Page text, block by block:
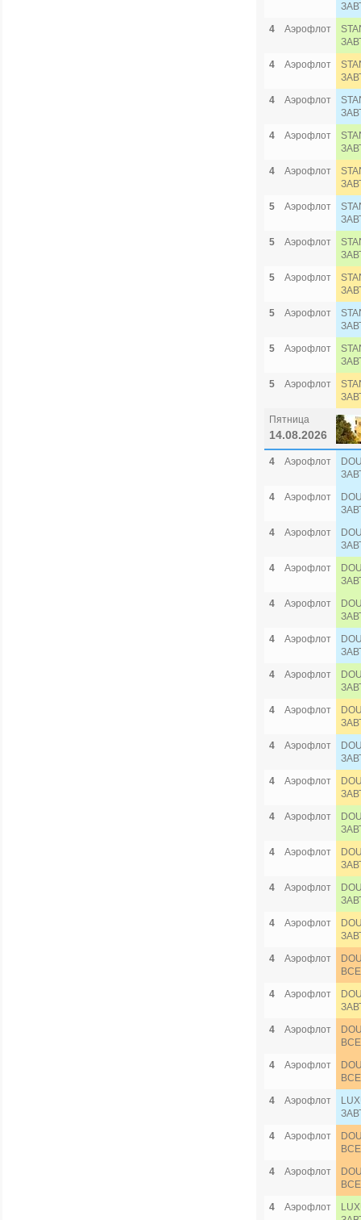
4
Аэрофлот
4
Аэрофлот
4
Аэрофлот
4
Аэрофлот
4
Аэрофлот
5
Аэрофлот
5
Аэрофлот
5
Аэрофлот
5
Аэрофлот
5
Аэрофлот
5
Аэрофлот
Пятница
14.08.2026
4 Аэрофлот
4
Аэрофлот
4
Аэрофлот
4
Аэрофлот
4
Аэрофлот
4
Аэрофлот
4
Аэрофлот
4
Аэрофлот
4
Аэрофлот
4
Аэрофлот
4
Аэрофлот
4
Аэрофлот
4
Аэрофлот
4
Аэрофлот
4
Аэрофлот
4
Аэрофлот
4
Аэрофлот
4
Аэрофлот
4
Аэрофлот
4
Аэрофлот
4
Аэрофлот
4
Аэрофлот